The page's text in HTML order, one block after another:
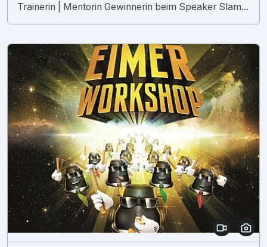
Trainerin | Mentorin Gewinnerin beim Speaker Slam...